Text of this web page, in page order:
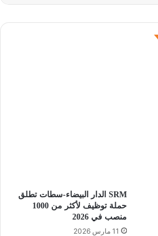
SRM الدار البيضاء-سطات تطلق
حملة توظيف لأكثر من 1000
منصب في 2026
11 مارس 2026